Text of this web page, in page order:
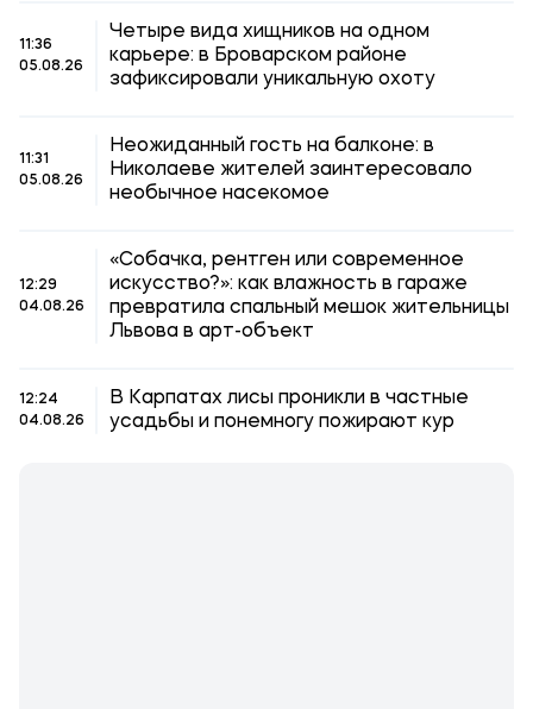
11:36
05.08.26
Четыре вида хищников на одном
карьере: в Броварском районе
зафиксировали уникальную охоту
11:31
05.08.26
Неожиданный гость на балконе: в
Николаеве жителей заинтересовало
необычное насекомое
12:29
04.08.26
«Собачка, рентген или современное
искусство?»: как влажность в гараже
превратила спальный мешок жительницы
Львова в арт-объект
12:24
04.08.26
В Карпатах лисы проникли в частные
усадьбы и понемногу пожирают кур